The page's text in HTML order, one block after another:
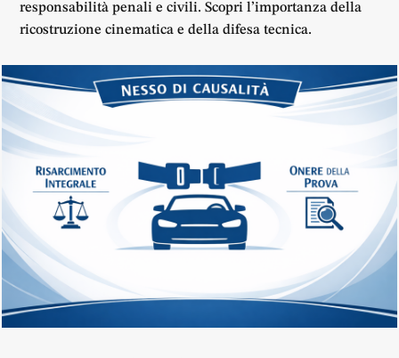
responsabilità penali e civili. Scopri l’importanza della
ricostruzione cinematica e della difesa tecnica.